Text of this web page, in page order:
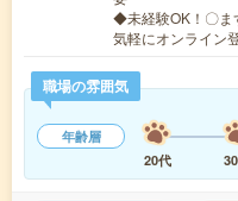
◆未経験OK！〇ま
気軽にオンライン
職場の雰囲気
年齢層
20代